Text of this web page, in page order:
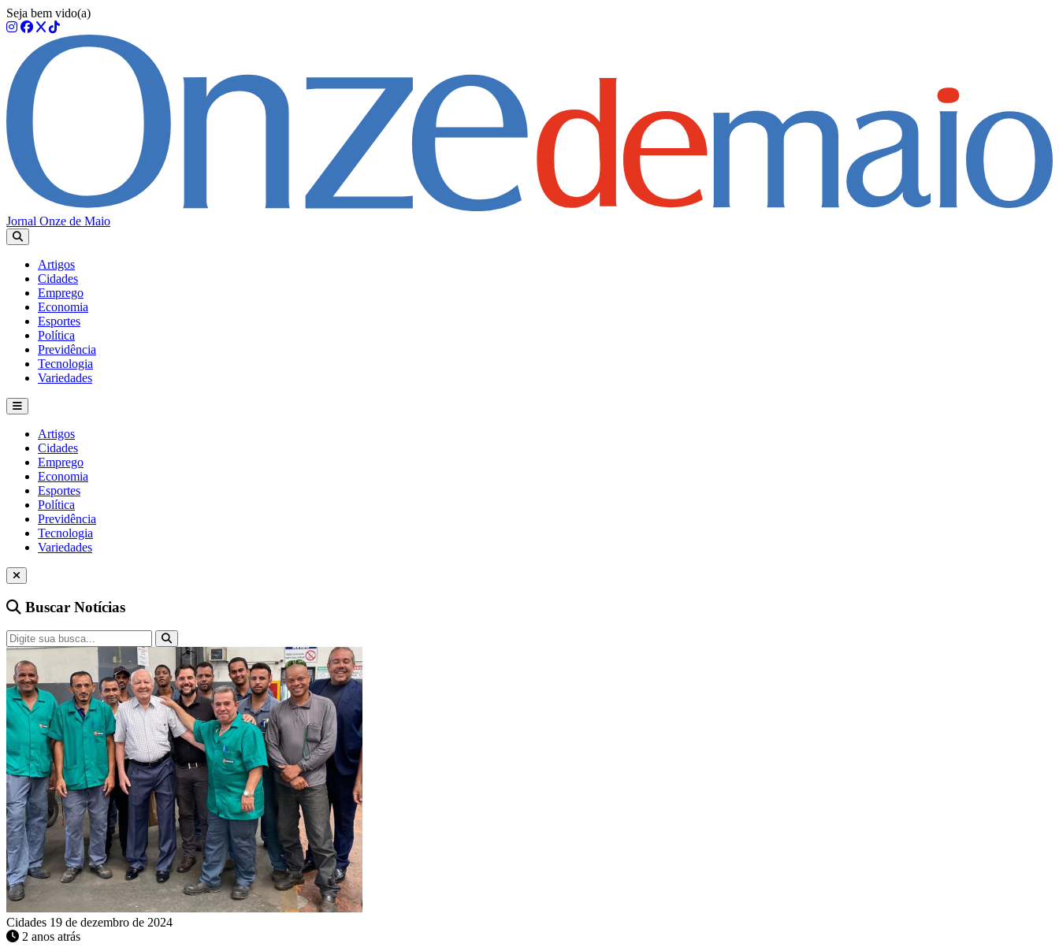
Seja bem vido(a)
Jornal Onze de Maio
Artigos
Cidades
Emprego
Economia
Esportes
Política
Previdência
Tecnologia
Variedades
Artigos
Cidades
Emprego
Economia
Esportes
Política
Previdência
Tecnologia
Variedades
Buscar Notícias
Cidades 19 de dezembro de 2024
2 anos atrás